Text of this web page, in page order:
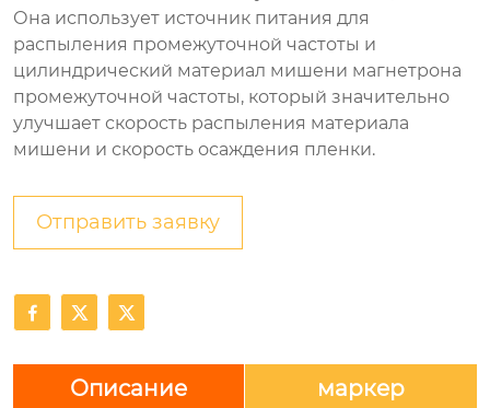
Она использует источник питания для
распыления промежуточной частоты и
цилиндрический материал мишени магнетрона
промежуточной частоты, который значительно
улучшает скорость распыления материала
мишени и скорость осаждения пленки.
Отправить заявку
  
Описание маркер